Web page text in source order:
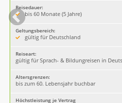
Reisedauer:
bis 60 Monate (5 Jahre)
Geltungsbereich:
gültig für Deutschland
Reiseart:
gültig für Sprach- & Bildungreisen in
Altersgrenzen:
bis zum 60. Lebensjahr buchbar
Höchstleistung je Vertrag